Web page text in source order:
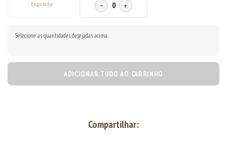
− 0 +
Selecione as quantidades desejadas acima.
ADICIONAR TUDO AO CARRINHO
Compartilhar: